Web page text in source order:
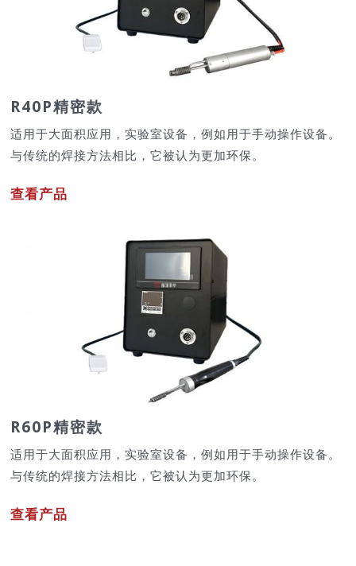
R40P精密款
适用于大面积应用，实验室设备，例如用于手动操作设备。
与传统的焊接方法相比，它被认为更加环保。
查看产品
R60P精密款
适用于大面积应用，实验室设备，例如用于手动操作设备。
与传统的焊接方法相比，它被认为更加环保。
查看产品